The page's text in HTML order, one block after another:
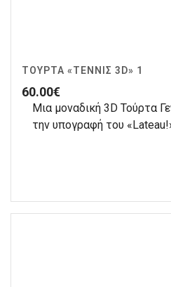
ΤΟΎΡΤΑ «ΤΈΝΝΙΣ 3D» 1
60.00€
Μια μοναδική 3D Τούρτα
την υπογραφή του